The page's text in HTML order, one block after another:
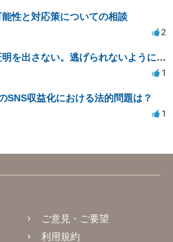
性と対応策についての相談
2
制作者がライセンス証明を出さない。逃げられないように、今すぐ法的に何をすべきか
1
SNS収益化における法的問題は？
1
ご意見・ご要望
利用規約